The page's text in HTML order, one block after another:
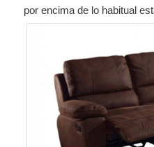
por encima de lo habitual